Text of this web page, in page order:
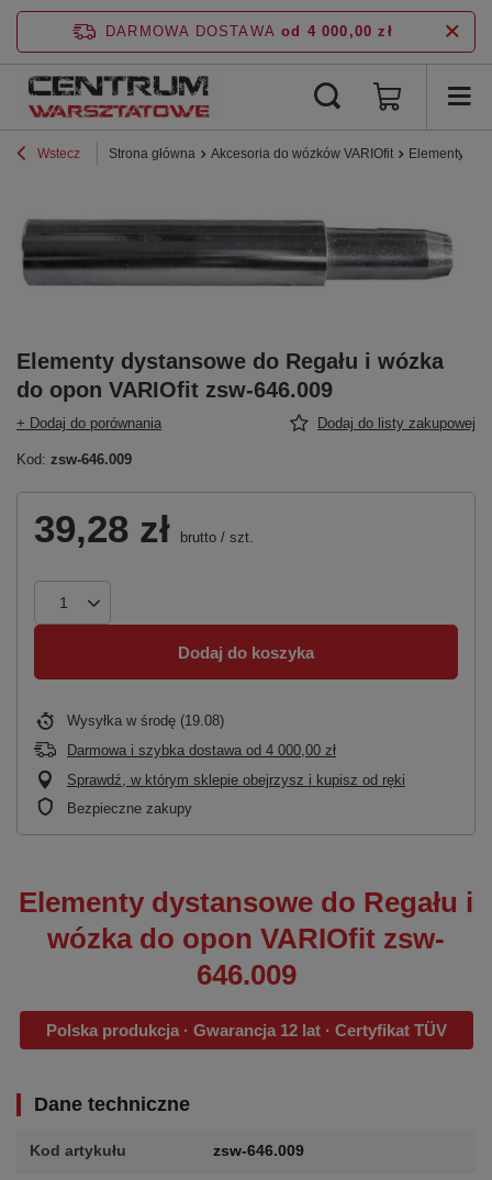
DARMOWA DOSTAWA od 4 000,00 zł
Wstecz Strona główna Akcesoria do wózków VARIOfit Elementy
Elementy dystansowe do Regału i wózka
do opon VARIOfit zsw-646.009
+ Dodaj do porównania Dodaj do listy zakupowej
Kod: zsw-646.009
39,28 zł brutto / szt.
Dodaj do koszyka
Wysyłka w środę (19.08)
Darmowa i szybka dostawa od 4 000,00 zł
Sprawdź, w którym sklepie obejrzysz i kupisz od ręki
Bezpieczne zakupy
Elementy dystansowe do Regału i
wózka do opon VARIOfit zsw-
646.009
Polska produkcja · Gwarancja 12 lat · Certyfikat TÜV
Dane techniczne
Kod artykułu zsw-646.009